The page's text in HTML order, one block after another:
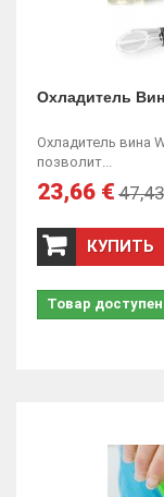
Охладитель
Охладитель вина
позволит...
23,66 €
КУПИТЬ
Товар доступен